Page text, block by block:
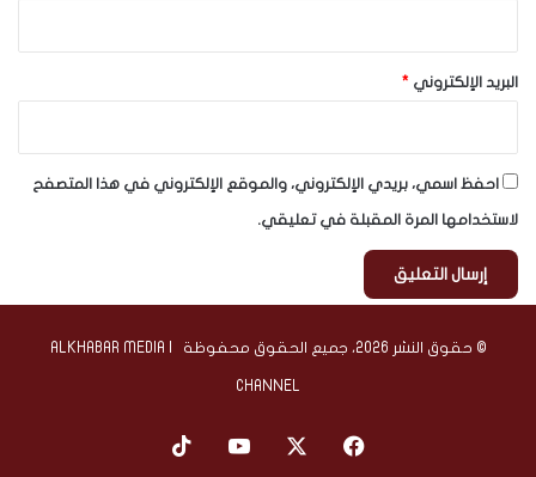
البريد الإلكتروني *
احفظ اسمي، بريدي الإلكتروني، والموقع الإلكتروني في هذا المتصفح
لاستخدامها المرة المقبلة في تعليقي.
© حقوق النشر 2026، جميع الحقوق محفوظة | ALKHABAR MEDIA
CHANNEL
فيسبوك ‫YouTube